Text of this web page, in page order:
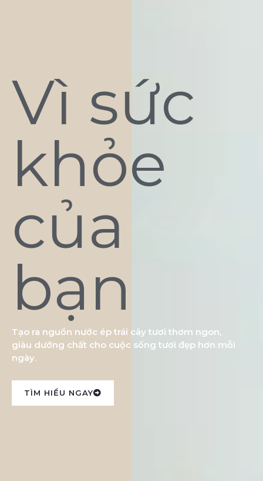
Vì sức
khỏe
của
bạn
Tạo ra nguồn nước ép trái cây tươi thơm ngon,
giàu dưỡng chất cho cuộc sống tươi đẹp hơn mỗi
ngày.
TÌM HIỂU NGAY